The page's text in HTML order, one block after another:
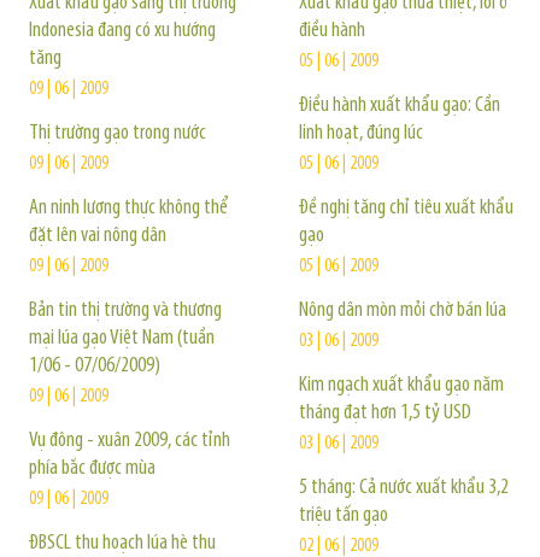
Indonesia đang có xu hướng
tăng
09 | 06 | 2009
Thị trường gạo trong nước
09 | 06 | 2009
An ninh lương thực không thể
đặt lên vai nông dân
09 | 06 | 2009
Bản tin thị trường và thương
mại lúa gạo Việt Nam (tuần
1/06 - 07/06/2009)
09 | 06 | 2009
Vụ đông - xuân 2009, các tỉnh
phía bắc được mùa
09 | 06 | 2009
ĐBSCL thu hoạch lúa hè thu
điều hành
05 | 06 | 2009
Điều hành xuất khẩu gạo: Cần
linh hoạt, đúng lúc
05 | 06 | 2009
Đề nghị tăng chỉ tiêu xuất khẩu
gạo
05 | 06 | 2009
Nông dân mòn mỏi chờ bán lúa
03 | 06 | 2009
Kim ngạch xuất khẩu gạo năm
tháng đạt hơn 1,5 tỷ USD
03 | 06 | 2009
5 tháng: Cả nước xuất khẩu 3,2
triệu tấn gạo
02 | 06 | 2009